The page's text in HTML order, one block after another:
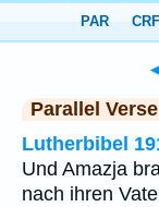
Parallel Verse
Lutherbibel
Und Amazja
nach ihren